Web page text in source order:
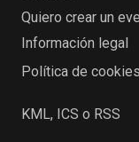
Quiero crear un
Información legal
Política de cookies
KML, ICS o RSS